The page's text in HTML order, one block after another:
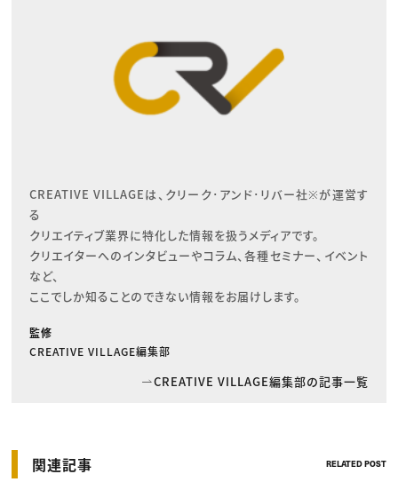
CREATIVE VILLAGEは、クリーク･アンド･リバー社※が運営す
る
クリエイティブ業界に特化した情報を扱うメディアです。
クリエイターへのインタビューやコラム、各種セミナー、イベント
など、
ここでしか知ることのできない情報をお届けします。
監修
CREATIVE VILLAGE編集部
CREATIVE VILLAGE編集部の記事一覧
関連記事 RELATED POST